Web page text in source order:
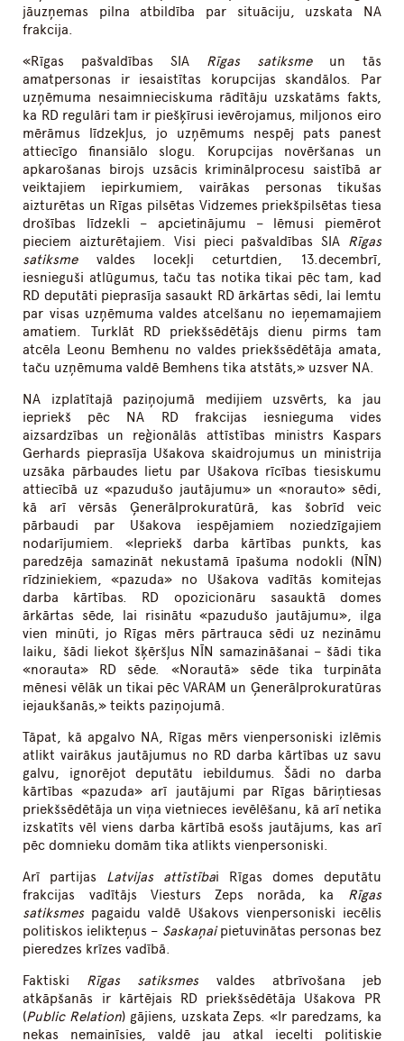
jāuzņemas pilna atbildība par situāciju, uzskata NA
frakcija.
«Rīgas pašvaldības SIA Rīgas satiksmeun tās
amatpersonas ir iesaistītas korupcijas skandālos. Par
uzņēmuma nesaimnieciskuma rādītāju uzskatāms fakts,
ka RD regulāri tam ir piešķīrusi ievērojamus, miljonos eiro
mērāmus līdzekļus, jo uzņēmums nespēj pats panest
attiecīgo finansiālo slogu. Korupcijas novēršanas un
apkarošanas birojs uzsācis kriminālprocesu saistībā ar
veiktajiem iepirkumiem, vairākas personas tikušas
aizturētas un Rīgas pilsētas Vidzemes priekšpilsētas tiesa
drošības līdzekli – apcietinājumu – lēmusi piemērot
pieciem aizturētajiem. Visi pieci pašvaldības SIA Rīgas
satiksmevaldes locekļi ceturtdien, 13.decembrī,
iesnieguši atlūgumus, taču tas notika tikai pēc tam, kad
RD deputāti pieprasīja sasaukt RD ārkārtas sēdi, lai lemtu
par visas uzņēmuma valdes atcelšanu no ieņemamajiem
amatiem. Turklāt RD priekšsēdētājs dienu pirms tam
atcēla Leonu Bemhenu no valdes priekšsēdētāja amata,
taču uzņēmuma valdē Bemhens tika atstāts,» uzsver NA.
NA izplatītajā paziņojumā medijiem uzsvērts, ka jau
iepriekš pēc NA RD frakcijas iesnieguma vides
aizsardzības un reģionālās attīstības ministrs Kaspars
Gerhards pieprasīja Ušakova skaidrojumus un ministrija
uzsāka pārbaudes lietu par Ušakova rīcības tiesiskumu
attiecībā uz «pazudušo jautājumu» un «norauto» sēdi,
kā arī vērsās Ģenerālprokuratūrā, kas šobrīd veic
pārbaudi par Ušakova iespējamiem noziedzīgajiem
nodarījumiem. «Iepriekš darba kārtības punkts, kas
paredzēja samazināt nekustamā īpašuma nodokli (NĪN)
rīdziniekiem, «pazuda» no Ušakova vadītās komitejas
darba kārtības. RD opozicionāru sasauktā domes
ārkārtas sēde, lai risinātu «pazudušo jautājumu», ilga
vien minūti, jo Rīgas mērs pārtrauca sēdi uz nezināmu
laiku, šādi liekot šķēršļus NĪN samazināšanai – šādi tika
«norauta» RD sēde. «Norautā» sēde tika turpināta
mēnesi vēlāk un tikai pēc VARAM un Ģenerālprokuratūras
iejaukšanās,» teikts paziņojumā.
Tāpat, kā apgalvo NA, Rīgas mērs vienpersoniski izlēmis
atlikt vairākus jautājumus no RD darba kārtības uz savu
galvu, ignorējot deputātu iebildumus. Šādi no darba
kārtības «pazuda» arī jautājumi par Rīgas bāriņtiesas
priekšsēdētāja un viņa vietnieces ievēlēšanu, kā arī netika
izskatīts vēl viens darba kārtībā esošs jautājums, kas arī
pēc domnieku domām tika atlikts vienpersoniski.
Arī partijas Latvijas attīstībai Rīgas domes deputātu
frakcijas vadītājs Viesturs Zeps norāda, ka Rīgas
satiksmespagaidu valdē Ušakovs vienpersoniski iecēlis
politiskos ielikteņus – Saskaņaipietuvinātas personas bez
pieredzes krīzes vadībā.
Faktiski Rīgas satiksmesvaldes atbrīvošana jeb
atkāpšanās ir kārtējais RD priekšsēdētāja Ušakova PR
(Public Relation) gājiens, uzskata Zeps. «Ir paredzams, ka
nekas nemainīsies, valdē jau atkal iecelti politiskie